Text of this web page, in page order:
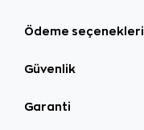
Ödeme seçenekleri
Güvenlik
Garanti